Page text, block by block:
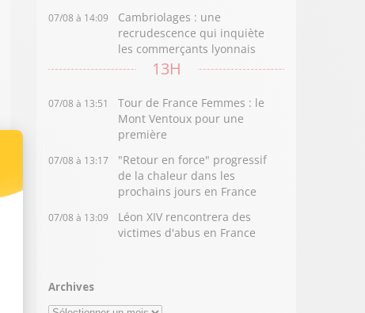
07/08 à 14:09
Cambriolages : une
recrudescence qui inquiète
les commerçants lyonnais
13H
07/08 à 13:51
Tour de France Femmes : le
Mont Ventoux pour une
première
07/08 à 13:17
"Retour en force" progressif
de la chaleur dans les
prochains jours en France
07/08 à 13:09
Léon XIV rencontrera des
victimes d'abus en France
Archives